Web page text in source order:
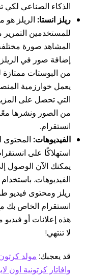
الذكاء الصناعي لكي
ريلز انستا: الريلز
للمستخدمين
المشاهد صورة
إضافة صور في الريلز
من البوستات ممتازة
يعمل خوارزمية
التي تحصل على
من الصور ونشرها
انستقرام.
الفيديوهات: المحتوى
يمكنك الآن الوصول
الفيديوهات.
ريلز ومحتوى فيديو
انستقرام الخاص بك
هذه إعلانات أو فيديو
لا تنتهي!
قد يعجبك: مولد
وافاتار كرتونية اون